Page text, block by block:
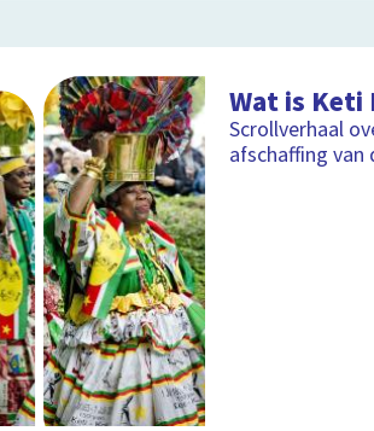
Wat is Keti
Scrollverhaal
afschaffing van